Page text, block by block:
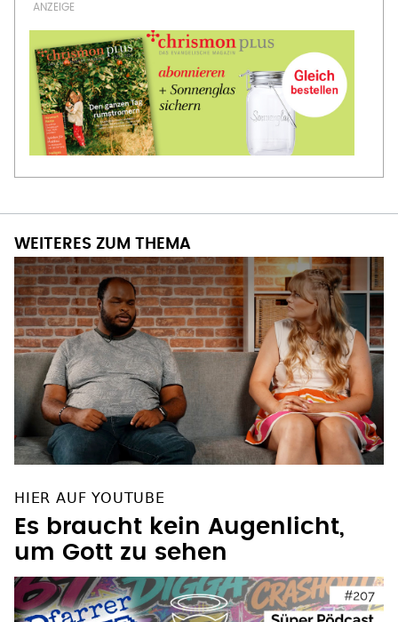
WEITERES ZUM THEMA
HIER AUF YOUTUBE
Es braucht kein Augenlicht,
um Gott zu sehen